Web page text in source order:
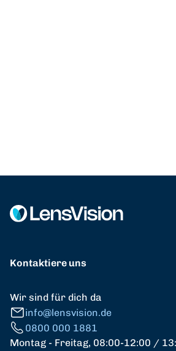
Kontaktiere uns
Wir sind für dich da
info@lensvision.de
0800 000 1881
Montag - Freitag, 08:00-12:00 /